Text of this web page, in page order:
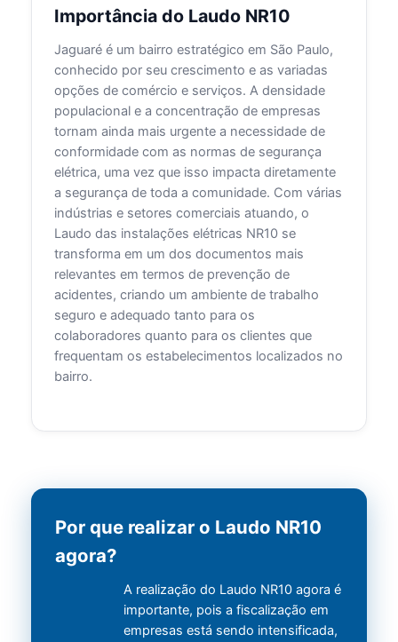
Importância do Laudo NR10
Jaguaré é um bairro estratégico em São Paulo,
conhecido por seu crescimento e as variadas
opções de comércio e serviços. A densidade
populacional e a concentração de empresas
tornam ainda mais urgente a necessidade de
conformidade com as normas de segurança
elétrica, uma vez que isso impacta diretamente
a segurança de toda a comunidade. Com várias
indústrias e setores comerciais atuando, o
Laudo das instalações elétricas NR10 se
transforma em um dos documentos mais
relevantes em termos de prevenção de
acidentes, criando um ambiente de trabalho
seguro e adequado tanto para os
colaboradores quanto para os clientes que
frequentam os estabelecimentos localizados no
bairro.
Por que realizar o Laudo NR10
agora?
A realização do Laudo NR10 agora é
importante, pois a fiscalização em
empresas está sendo intensificada,